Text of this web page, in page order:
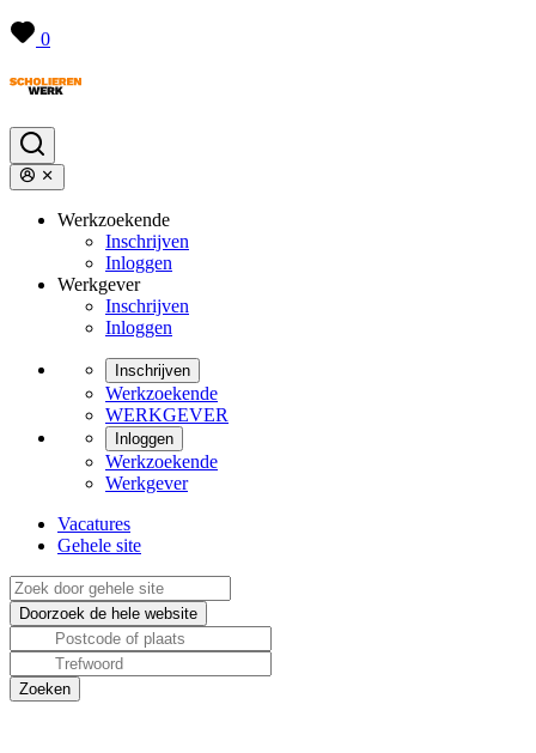
0
Werkzoekende
Inschrijven
Inloggen
Werkgever
Inschrijven
Inloggen
Inschrijven
Werkzoekende
WERKGEVER
Inloggen
Werkzoekende
Werkgever
Vacatures
Gehele site